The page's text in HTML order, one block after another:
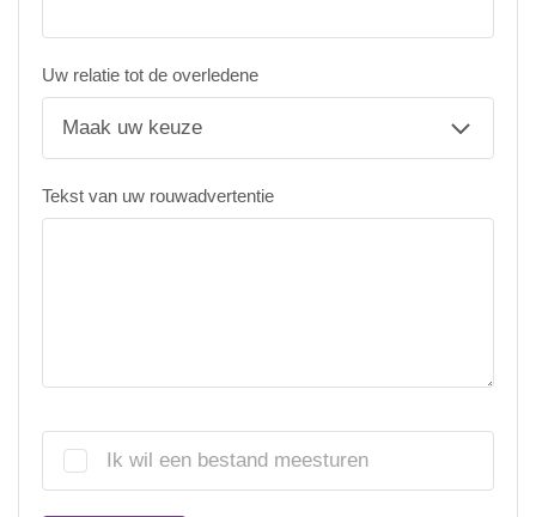
Uw relatie tot de overledene
Tekst van uw rouwadvertentie
Ik wil een bestand meesturen